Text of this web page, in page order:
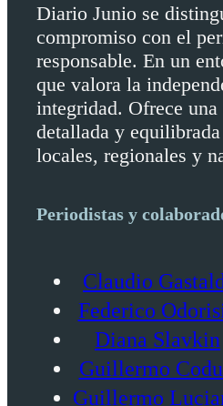
Diario Junio se
compromiso con el
responsable. En un
que valora la
integridad. Ofrece una
detallada y
locales, regionales y
Periodistas y
Claudio
Federico
Diana Slavkin
Guillermo
Guillermo